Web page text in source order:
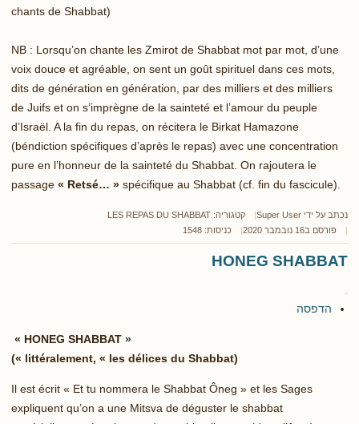
chants de Shabbat)
NB : Lorsqu’on chante les Zmirot de Shabbat mot par mot, d’une
voix douce et agréable, on sent un goût spirituel dans ces mots,
dits de génération en génération, par des milliers et des milliers
de Juifs et on s’imprègne de la sainteté et l’amour du peuple
d’Israël. A la fin du repas, on récitera le Birkat Hamazone
(béndiction spécifiques d’après le repas) avec une concentration
pure en l’honneur de la sainteté du Shabbat. On rajoutera le
passage « Retsé… » spécifique au Shabbat (cf. fin du fascicule).
נכתב על ידי Super User קטגוריה: LES REPAS DU SHABBAT
פורסם ב16 נובמבר 2020
כניסות: 1548
HONEG SHABBAT
הדפסה
« HONEG SHABBAT »
(littéralement, « les délices du Shabbat »)
Il est écrit « Et tu nommera le Shabbat Ôneg » et les Sages
expliquent qu’on a une Mitsva de déguster le shabbat